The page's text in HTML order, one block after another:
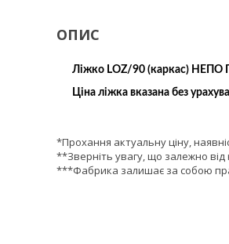
ОПИС
Ліжко LOZ/90 (каркас) НЕПО
Ціна ліжка вказана без
*Прохання актуальну ціну,
**Зверніть увагу, що залежно від
***Фабрика залишає за собою